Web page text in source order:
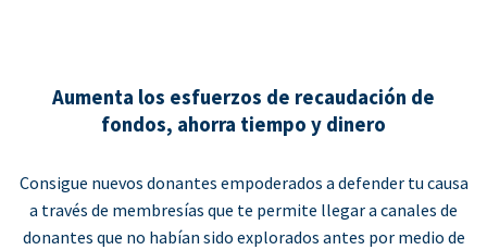
Aumenta los esfuerzos de recaudación de
fondos, ahorra tiempo y dinero
Consigue nuevos donantes empoderados a defender tu causa
a través de membresías que te permite llegar a canales de
donantes que no habían sido explorados antes por medio de